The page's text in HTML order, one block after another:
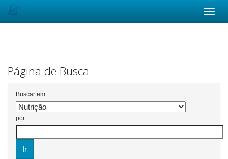
Página de Busca
Buscar em:
por